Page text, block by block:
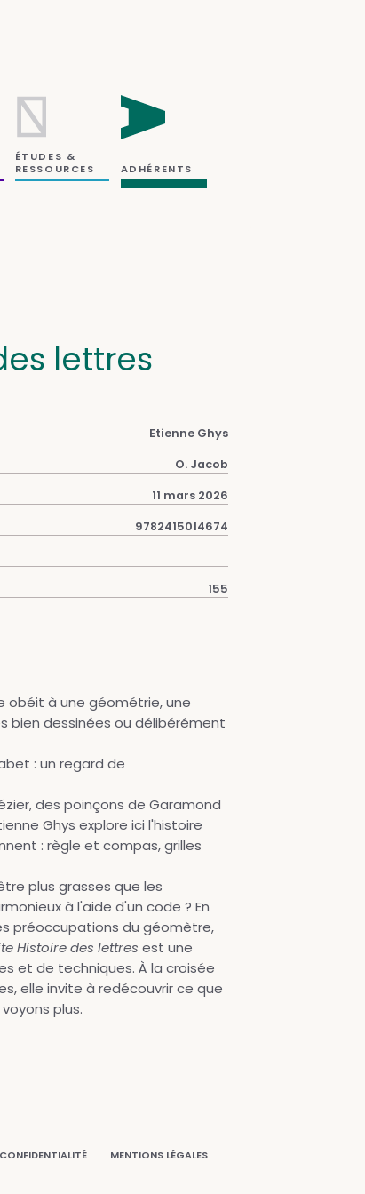
ÉTUDES &
RESSOURCES
ADHÉRENTS
lettres
Etienne Ghys
O. Jacob
11 mars 2026
9782415014674
155
obéit à une géométrie, une
bien dessinées ou délibérément
: un regard de
des poinçons de Garamond
Ghys explore ici l'histoire
: règle et compas, grilles
plus grasses que les
à l'aide d'un code ? En
préoccupations du géomètre,
Histoire des lettres est une
et de techniques. À la croisée
elle invite à redécouvrir ce que
plus.
MENTIONS LÉGALES